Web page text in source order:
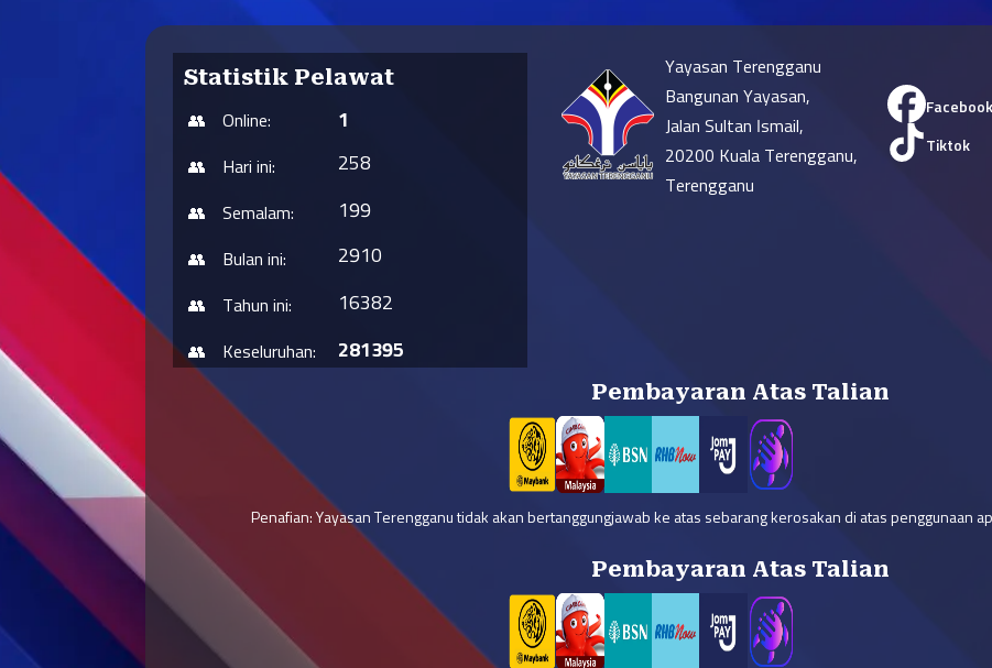
Statistik Pelawat
Online:
Hari ini:
Semalam:
Bulan ini:
Tahun ini:
Keseluruhan:
1
258
199
2910
16382
281395
Yayasan Terengganu
Bangunan Yayasan,
Jalan Sultan Ismail,
20200 Kuala Terengganu,
Terengganu
Facebook
Tiktok
Pembayaran Atas Talian
Penafian: Yayasan Terengganu tidak akan bertanggungjawab ke atas sebarang kerosakan di atas penggunaan
Pembayaran Atas Talian